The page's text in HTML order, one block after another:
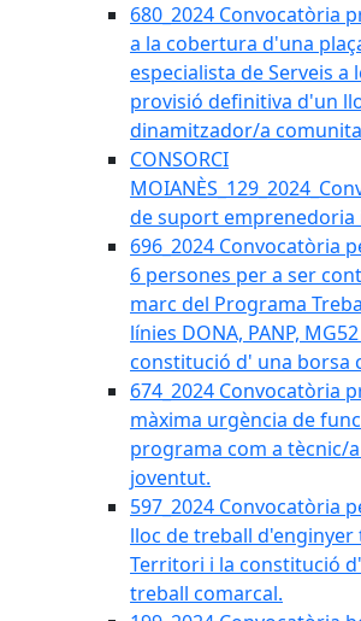
680_2024 Convocatòria
a la cobertura d'una
especialista de Serveis a
provisió definitiva d'un
dinamitzador/a
CONSORCI
de suport
696_2024 Convocatòria
6 persones per a ser
marc del Programa
línies DONA, PANP, MG52
constitució d' una borsa
674_2024 Convocatòria
màxima urgència de
programa com a tècnic/
joventut.
597_2024 Convocatòria
lloc de treball d'enginyer
Territori i la constitució
treball comarcal.